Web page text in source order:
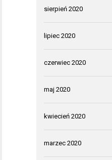
sierpień 2020
lipiec 2020
czerwiec 2020
maj 2020
kwiecień 2020
marzec 2020